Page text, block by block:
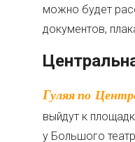
можно будет
документов,
Гуляя по Центральной аллее, гости
выйдут к
у Большого